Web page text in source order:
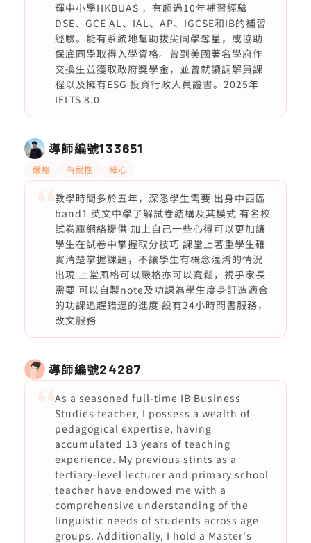
輝中小學HKBUAS ，有超過10年補習經驗
DSE、GCE AL、IAL、AP、IGCSE和IB的補習
經驗。能有系統地幫助拔尖同學奪星，或協助
保底同學取得入學資格。曾到美國著名學府作
交換生並獲取政府獎學金，並曾就讀調解員課
程以及擁有ESG 投資行政人員證書。2025年
IELTS 8.0
導師編號133651
嚴格 有耐性 細心
教學時間多於五年，深悉學生需要 出身中西區
band1 英文中學了解試卷結構及其模式 有名校
試卷庫網絡提供 加上自己一些心得可以更加讓
學生在試卷中掌握取分技巧 課堂上著重學生確
實清楚掌握課題，不讓學生有概念混淆的情況
出現 上堂風格可以嚴格亦可以寬鬆，視乎家長
需要 可以自製note及功課為學生度身訂造適合
的功課追趕錯過的進度 設有24小時問書服務，
改文服務
導師編號24287
As a seasoned full-time IB Business
Studies teacher, I possess a wealth of
pedagogical expertise, having
accumulated 13 years of teaching
experience. My previous stints as a
tertiary-level lecturer and primary school
teacher have endowed me with a
comprehensive understanding of the
linguistic needs of students across age
groups. Additionally, I hold a Master's